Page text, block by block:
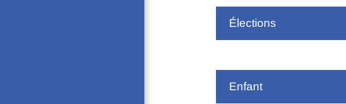
Élections
Enfant